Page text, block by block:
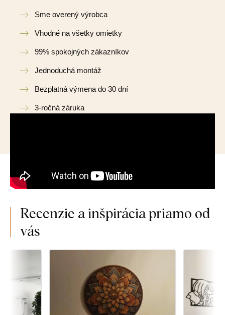
Sme overený výrobca
Vhodné na všetky omietky
99% spokojných zákazníkov
Jednoduchá montáž
Bezplatná výmena do 30 dní
3-ročná záruka
Recenzie a inšpirácia priamo od
vás